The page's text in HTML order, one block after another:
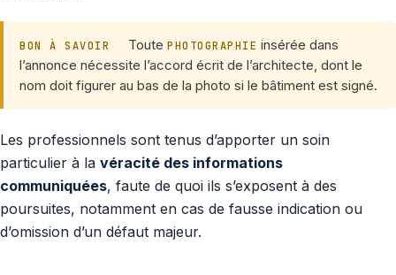
BON À SAVOIR Toute PHOTOGRAPHIE insérée dans
l’annonce nécessite l’accord écrit de l’architecte, dont le
nom doit figurer au bas de la photo si le bâtiment est signé.
Les professionnels sont tenus d’apporter un soin
particulier à la véracité des informations
communiquées, faute de quoi ils s’exposent à des
poursuites, notamment en cas de fausse indication ou
d’omission d’un défaut majeur.